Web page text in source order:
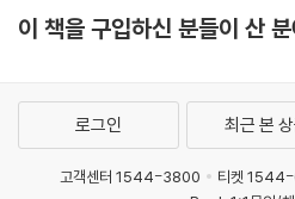
에게는 또 다른 고향이다.
이 책을 구입하신 분들이 산
로그인 최근 본
고객센터 1544-3800 티켓